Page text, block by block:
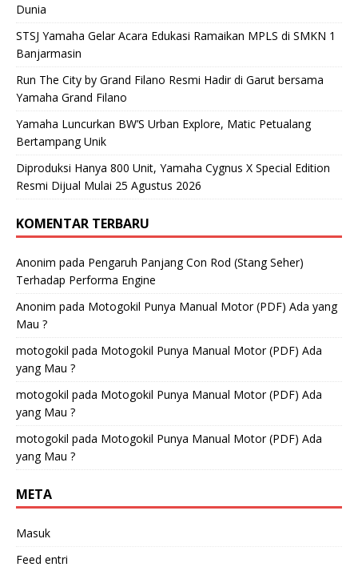
Dunia
STSJ Yamaha Gelar Acara Edukasi Ramaikan MPLS di SMKN 1
Banjarmasin
Run The City by Grand Filano Resmi Hadir di Garut bersama
Yamaha Grand Filano
Yamaha Luncurkan BW’S Urban Explore, Matic Petualang
Bertampang Unik
Diproduksi Hanya 800 Unit, Yamaha Cygnus X Special Edition
Resmi Dijual Mulai 25 Agustus 2026
KOMENTAR TERBARU
Anonim pada Pengaruh Panjang Con Rod (Stang Seher)
Terhadap Performa Engine
Anonim pada Motogokil Punya Manual Motor (PDF) Ada yang
Mau ?
motogokil pada Motogokil Punya Manual Motor (PDF) Ada
yang Mau ?
motogokil pada Motogokil Punya Manual Motor (PDF) Ada
yang Mau ?
motogokil pada Motogokil Punya Manual Motor (PDF) Ada
yang Mau ?
META
Masuk
Feed entri